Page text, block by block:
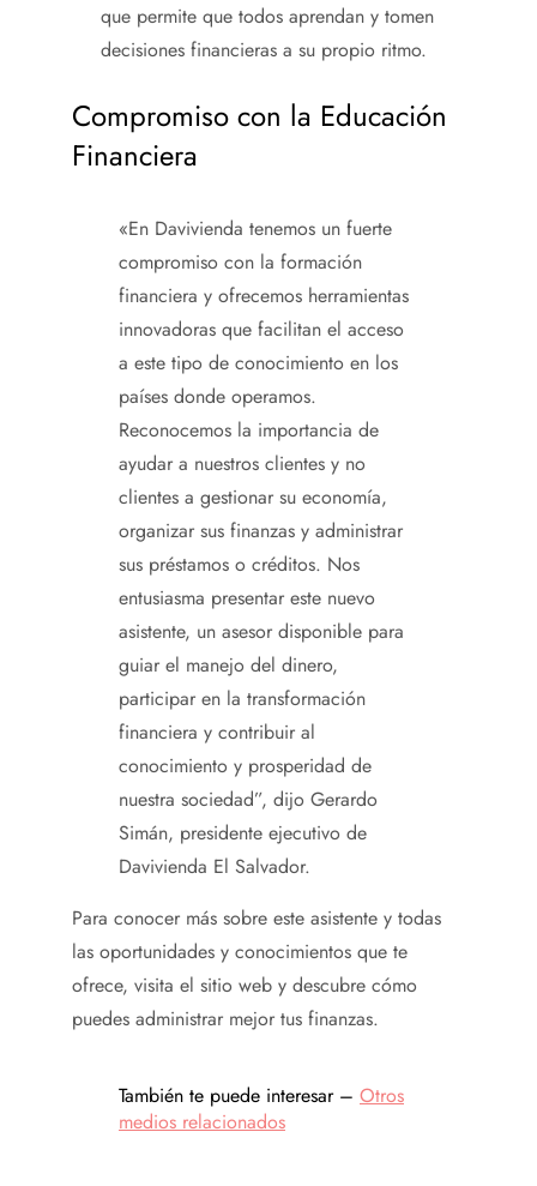
que permite que todos aprendan y tomen
decisiones financieras a su propio ritmo.
Compromiso con la Educación
Financiera
«En Davivienda tenemos un fuerte
compromiso con la formación
financiera y ofrecemos herramientas
innovadoras que facilitan el acceso
a este tipo de conocimiento en los
países donde operamos.
Reconocemos la importancia de
ayudar a nuestros clientes y no
clientes a gestionar su economía,
organizar sus finanzas y administrar
sus préstamos o créditos. Nos
entusiasma presentar este nuevo
asistente, un asesor disponible para
guiar el manejo del dinero,
participar en la transformación
financiera y contribuir al
conocimiento y prosperidad de
nuestra sociedad”, dijo Gerardo
Simán, presidente ejecutivo de
Davivienda El Salvador.
Para conocer más sobre este asistente y todas
las oportunidades y conocimientos que te
ofrece, visita el sitio web y descubre cómo
puedes administrar mejor tus finanzas.
También te puede interesar – Otros
medios relacionados